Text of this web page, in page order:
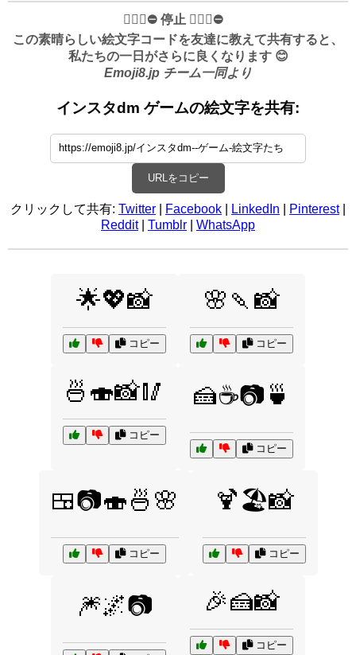
✋🏻🛑⛔️ 停止 ✋🏻🛑⛔️
この素晴らしい絵文字コードを友達に教えて共有すると、
私たちの一日がさらに良くなります 😊
Emoji8.jp チーム一同より
インスタdm ゲームの絵文字を共有:
URLをコピー
クリックして共有: Twitter Facebook LinkedIn Pinterest|
Reddit| Tumblr WhatsApp
🌟💖📸
コピー
🌸🍡📸
コピー
🍜🍣📸🥢
コピー
🍰☕📷🍵
コピー
🍱📷🍣🍜🌸
コピー
🍹🏖️📸
コピー
🎆🌌📷 🎉🍰📸
コピー